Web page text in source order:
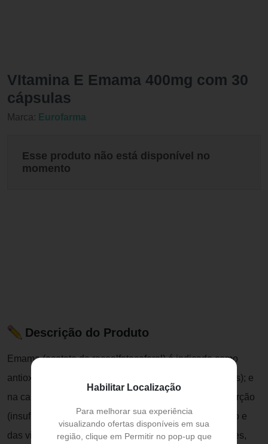
Habilitar Localização
Para melhorar sua experiência
visualizando ofertas disponíveis em sua
região, clique em Permitir no pop-up que
VItamina E Emama 400mg com 30
cápsulas
Marca: Eurofarma
Esse produto não está disponível no
momento
Descrição do Produto
Emama (acetato de racealfatocoferol) é indicado como
antioxidante biológico (para combater os radicais livres); e
na carência de vitamina E devido a distúrbios da absorção
(insuficiência pancreática exócrina, afecções do fígado e
das vias biliares com colestase, atresia das vias biliares,